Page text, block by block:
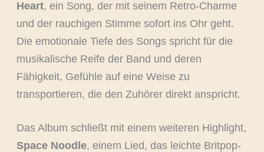
Heart, ein Song, der mit seinem Retro-Charme
und der rauchigen Stimme sofort ins Ohr geht.
Die emotionale Tiefe des Songs spricht für die
musikalische Reife der Band und deren
Fähigkeit, Gefühle auf eine Weise zu
transportieren, die den Zuhörer direkt anspricht.
Das Album schließt mit einem weiteren Highlight,
Space Noodle, einem Lied, das leichte Britpop-